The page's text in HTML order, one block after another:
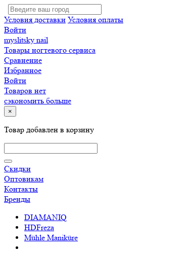
Условия доставки Условия оплаты
Войти
myslitsky nail
Товары ногтевого сервиса
Сравнение
Избранное
Войти
Товаров нет
сэкономить больше
×
Товар добавлен в корзину
Скидки
Оптовикам
Контакты
Бренды
DIAMANIQ
HDFreza
Mühle Maniküre